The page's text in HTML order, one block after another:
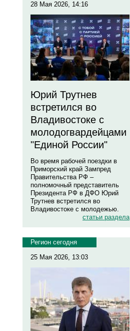
28 Мая 2026, 14:16
Юрий Трутнев
встретился во
Владивостоке с
молодогвардейцами
"Единой России"
Во время рабочей поездки в
Приморский край Зампред
Правительства РФ –
полномочный представитель
Президента РФ в ДФО Юрий
Трутнев встретился во
Владивостоке с молодежью.
статьи раздела
Регион сегодня
25 Мая 2026, 13:03